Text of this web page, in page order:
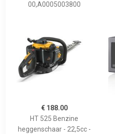
00,A0005003800
€ 188.00
HT 525 Benzine
heggenschaar - 22,5cc -